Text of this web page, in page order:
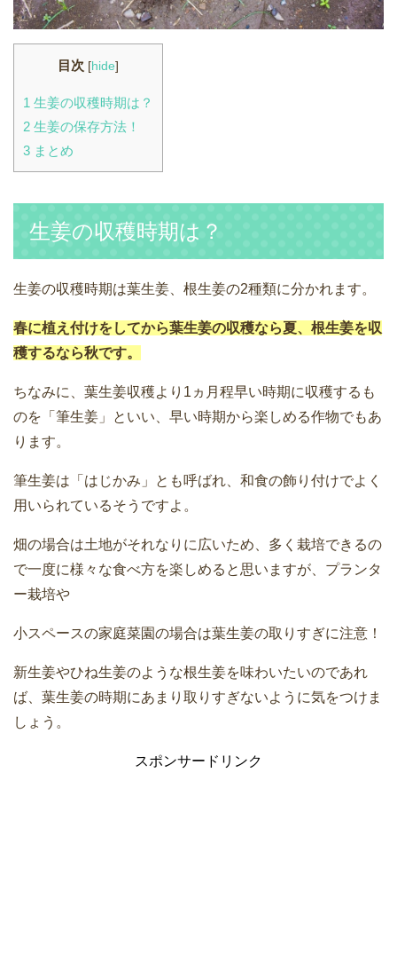
目次 [hide]
1 生姜の収穫時期は？
2 生姜の保存方法！
3 まとめ
生姜の収穫時期は？
生姜の収穫時期は葉生姜、根生姜の2種類に分かれます。
春に植え付けをしてから葉生姜の収穫なら夏、根生姜を収
穫するなら秋です。
ちなみに、葉生姜収穫より1ヵ月程早い時期に収穫するも
のを「筆生姜」といい、早い時期から楽しめる作物でもあ
ります。
筆生姜は「はじかみ」とも呼ばれ、和食の飾り付けでよく
用いられているそうですよ。
畑の場合は土地がそれなりに広いため、多く栽培できるの
で一度に様々な食べ方を楽しめると思いますが、プランタ
ー栽培や
小スペースの家庭菜園の場合は葉生姜の取りすぎに注意！
新生姜やひね生姜のような根生姜を味わいたいのであれ
ば、葉生姜の時期にあまり取りすぎないように気をつけま
しょう。
スポンサードリンク